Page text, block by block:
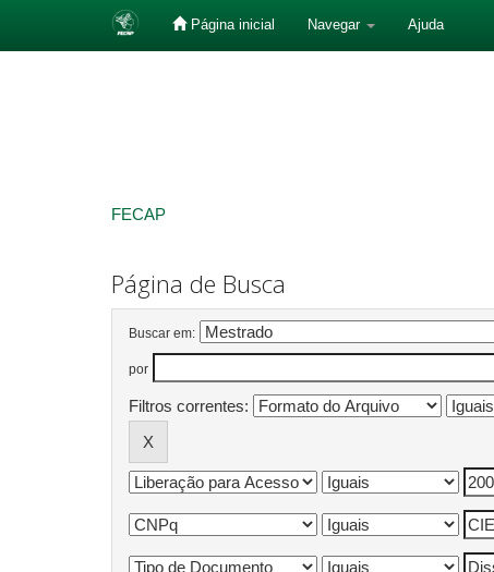
Página inicial Navegar Ajuda
FECAP
Página de Busca
Buscar em:
por
Filtros correntes: